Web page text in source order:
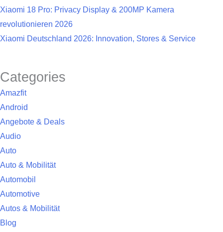
Xiaomi 18 Pro: Privacy Display & 200MP Kamera
revolutionieren 2026
Xiaomi Deutschland 2026: Innovation, Stores & Service
Categories
Amazfit
Android
Angebote & Deals
Audio
Auto
Auto & Mobilität
Automobil
Automotive
Autos & Mobilität
Blog